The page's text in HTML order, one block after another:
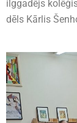
ilggadējs
dēls Kārlis